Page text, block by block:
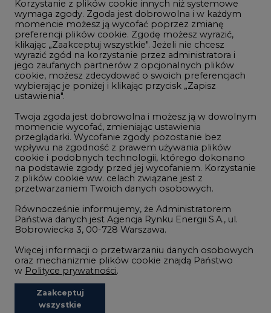
Wodór
Górnictwo
Zmiany klimatyczne
Atom
Offshore wind
Magazyny energii
Zielone samorządy
Zielona gospodarka
©2002-2021 - 2026-CIRE.PL Centrum Informacji o Rynku Energii
REDAKCJA@CIRE.PL REKLAMA@CIRE.PL
wyrazić zgód na korzystanie przez administratora i
jego zaufanych partnerów z opcjonalnych plików
cookie, możesz zdecydować o swoich preferencjach
wybierając je poniżej i klikając przycisk „Zapisz
ustawienia".
Twoja zgoda jest dobrowolna i możesz ją w dowolnym
momencie wycofać, zmieniając ustawienia
przeglądarki. Wycofanie zgody pozostanie bez
wpływu na zgodność z prawem używania plików
na podstawie zgody przed jej wycofaniem. Korzystanie
z plików cookie ww. celach związane jest z
przetwarzaniem Twoich danych osobowych.
Równocześnie informujemy, że Administratorem
Państwa danych jest Agencja Rynku Energii S.A., ul.
Bobrowiecka 3, 00-728 Warszawa.
oraz mechanizmie plików cookie znajdą Państwo
wPolityce prywatności.
wszystkie
Niezbędne pliki cookies
Funkcjonalne pliki cookies